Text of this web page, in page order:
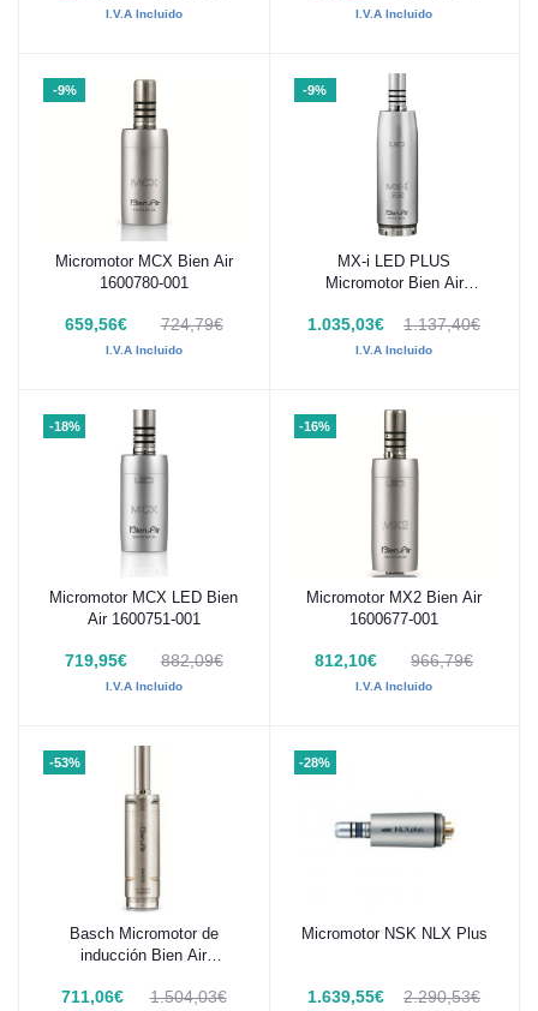
I.V.A Incluido I.V.A Incluido
-9%
Añadir al carrito
Micromotor MCX Bien Air
1600780-001
659,56€ 724,79€
I.V.A Incluido
-9%
Añadir al carrito
MX-i LED PLUS
Micromotor Bien Air
1.035,03€ 1.137,40€
I.V.A Incluido
-18%
Añadir al carrito
Micromotor MCX LED Bien
Air 1600751-001
719,95€ 882,09€
I.V.A Incluido
-16%
Añadir al carrito
Micromotor MX2 Bien Air
1600677-001
812,10€ 966,79€
I.V.A Incluido
-53%
Añadir al carrito
Basch Micromotor de
inducción Bien Air
711,06€ 1.504,03€
-28%
Añadir al carrito
Micromotor NSK NLX Plus
1.639,55€ 2.290,53€